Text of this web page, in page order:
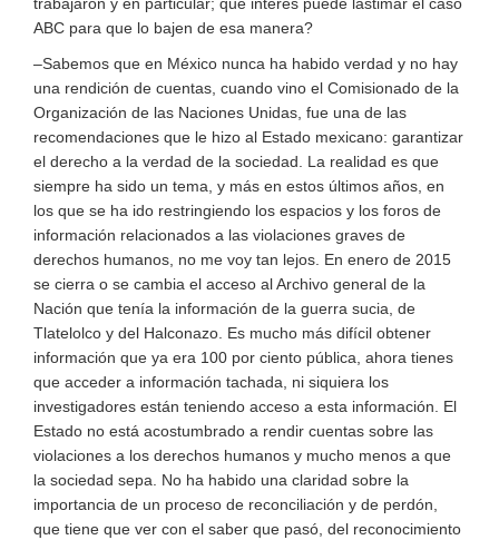
ABC para que lo bajen de esa manera?
–Sabemos que en México nunca ha habido verdad y no hay
una rendición de cuentas, cuando vino el Comisionado de la
Organización de las Naciones Unidas, fue una de las
recomendaciones que le hizo al Estado mexicano: garantizar
el derecho a la verdad de la sociedad. La realidad es que
siempre ha sido un tema, y más en estos últimos años, en
los que se ha ido restringiendo los espacios y los foros de
información relacionados a las violaciones graves de
derechos humanos, no me voy tan lejos. En enero de 2015
se cierra o se cambia el acceso al Archivo general de la
Nación que tenía la información de la guerra sucia, de
Tlatelolco y del Halconazo. Es mucho más difícil obtener
información que ya era 100 por ciento pública, ahora tienes
que acceder a información tachada, ni siquiera los
investigadores están teniendo acceso a esta información. El
Estado no está acostumbrado a rendir cuentas sobre las
violaciones a los derechos humanos y mucho menos a que
la sociedad sepa. No ha habido una claridad sobre la
importancia de un proceso de reconciliación y de perdón,
que tiene que ver con el saber que pasó, del reconocimiento